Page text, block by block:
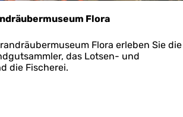
Flora
Flora erleben Sie die
das Lotsen- und
die Fischerei.